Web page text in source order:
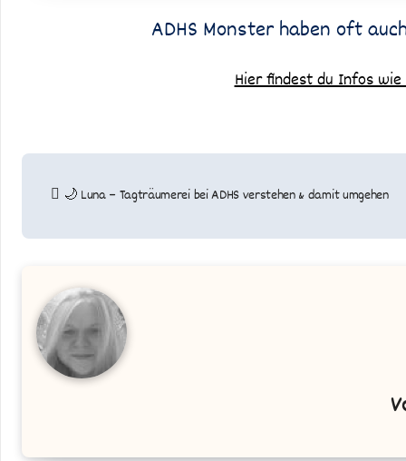
ADHS Monster haben oft
Hier findest du Infos
Beitragsnavigation
🌙 Luna – Tagträumerei bei ADHS verstehen & damit umgehen